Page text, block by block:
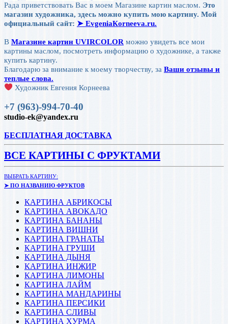
Рада приветствовать Вас в моем Магазине картин маслом. Это
магазин художника, здесь можно купить мою картину. Мой
официальный сайт: ➤ ЕvgeniaКorneeva.ru.
В Магазине картин UVIRCOLOR можно увидеть все мои
картины маслом, посмотреть информацию о художнике, а также
купить картину.
Благодарю за внимание к моему творчеству, за Ваши отзывы и
теплые слова.
Художник Евгения Корнеева
+7 (963)-994-70-40
studio-ek@yandex.ru
БЕСПЛАТНАЯ ДОСТАВКА
ВСЕ КАРТИНЫ С ФРУКТАМИ
ВЫБРАТЬ КАРТИНУ:
➤ ПО НАЗВАНИЮ ФРУКТОВ
КАРТИНА АБРИКОСЫ
КАРТИНА АВОКАДО
КАРТИНА БАНАНЫ
КАРТИНА ВИШНИ
КАРТИНА ГРАНАТЫ
КАРТИНА ГРУШИ
КАРТИНА ДЫНЯ
КАРТИНА ИНЖИР
КАРТИНА ЛИМОНЫ
КАРТИНА ЛАЙМ
КАРТИНА МАНДАРИНЫ
КАРТИНА ПЕРСИКИ
КАРТИНА СЛИВЫ
КАРТИНА ХУРМА